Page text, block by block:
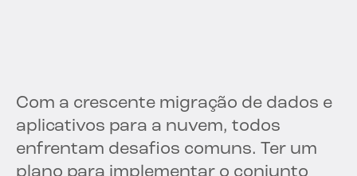
Com a crescente migração de dados e
aplicativos para a nuvem, todos
enfrentam desafios comuns. Ter um